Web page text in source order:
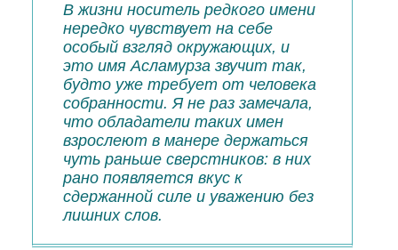
В жизни носитель редкого имени
нередко чувствует на себе
особый взгляд окружающих, и
это имя Асламурза звучит так,
будто уже требует от человека
собранности. Я не раз замечала,
что обладатели таких имен
взрослеют в манере держаться
чуть раньше сверстников: в них
рано появляется вкус к
сдержанной силе и уважению без
лишних слов.